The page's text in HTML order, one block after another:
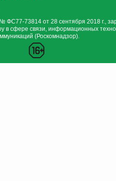
ФС77-73814 от 28 сентября 2018 г.,
в сфере связи, информационных
(Роскомнадзор).